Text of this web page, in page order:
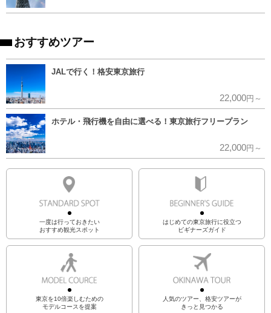
おすすめツアー
JALで行く！格安東京旅行
22,000円～
ホテル・飛行機を自由に選べる！東京旅行フリープラン
22,000円～
一度は行っておきたい
おすすめ観光スポット
はじめての東京旅行に役立つ
ビギナーズガイド
東京を10倍楽しむための
モデルコースを提案
人気のツアー、格安ツアーが
きっと見つかる